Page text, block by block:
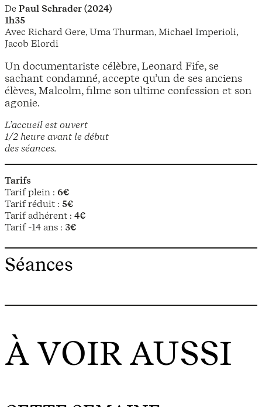
L’accueil est ouvert
1/2 heure avant le début
des séances.
Tarifs
Tarif plein : 6€
Tarif réduit : 5€
Tarif adhérent : 4€
Tarif -14 ans : 3€
De Paul Schrader (2024)
1h35
Avec Richard Gere, Uma Thurman, Michael Imperioli,
Jacob Elordi
Un documentariste célèbre, Leonard Fife, se
sachant condamné, accepte qu’un de ses anciens
élèves, Malcolm, filme son ultime confession et son
agonie.
Séances
À VOIR AUSSI